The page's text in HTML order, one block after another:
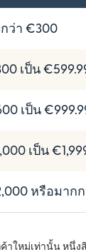
ว่า €300
เป็น
เป็น
เป็น
หรือมาก
ใหม่เท่านั้น หนึ่